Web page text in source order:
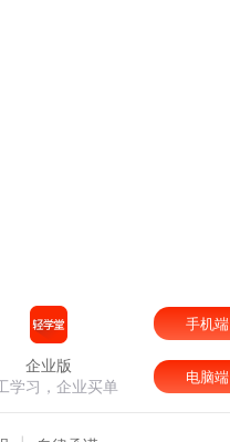
企业版
学习，企业买单
手机端
电脑端